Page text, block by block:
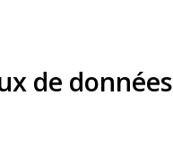
de données